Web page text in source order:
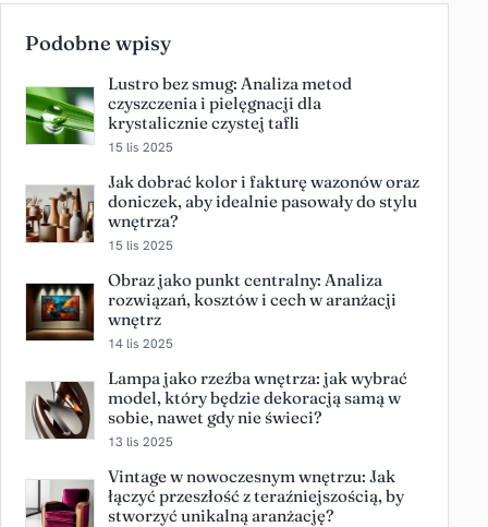
Podobne wpisy
Lustro bez smug: Analiza metod
czyszczenia i pielęgnacji dla
krystalicznie czystej tafli
15 lis 2025
Jak dobrać kolor i fakturę wazonów oraz
doniczek, aby idealnie pasowały do stylu
wnętrza?
15 lis 2025
Obraz jako punkt centralny: Analiza
rozwiązań, kosztów i cech w aranżacji
wnętrz
14 lis 2025
Lampa jako rzeźba wnętrza: jak wybrać
model, który będzie dekoracją samą w
sobie, nawet gdy nie świeci?
13 lis 2025
Vintage w nowoczesnym wnętrzu: Jak
łączyć przeszłość z teraźniejszością, by
stworzyć unikalną aranżację?